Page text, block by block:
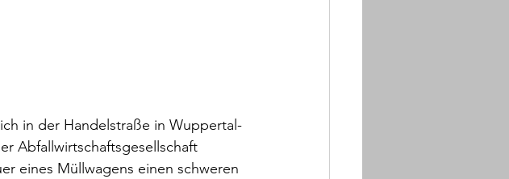
in der Handelstraße in Wuppertal-
Abfallwirtschaftsgesellschaft
eines Müllwagens einen schweren